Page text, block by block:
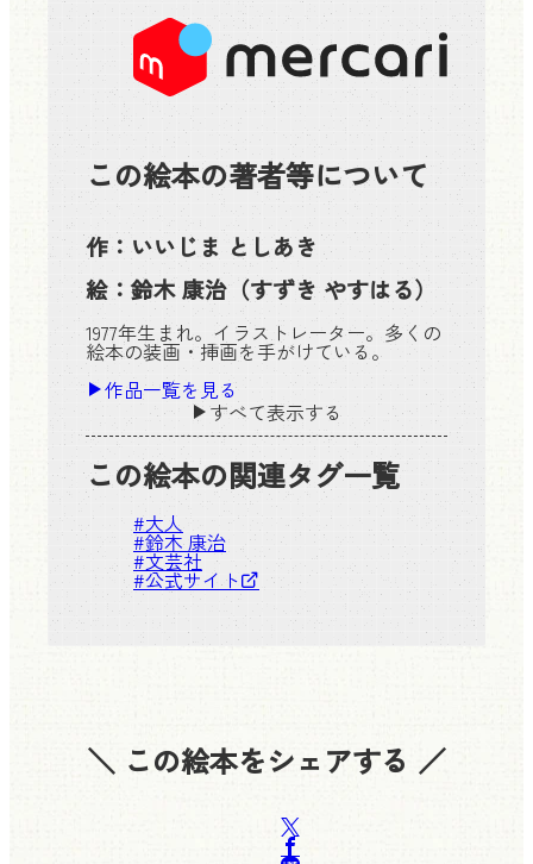
この絵本の著者等について
作： いいじま としあき
絵： 鈴木 康治（すずき やすはる）
1977年生まれ。イラストレーター。多くの
絵本の装画・挿画を手がけている。
作品一覧を見る
すべて表示する
この絵本の関連タグ一覧
#大人
#鈴木 康治
#文芸社
#公式サイト
＼ この絵本をシェアする ／